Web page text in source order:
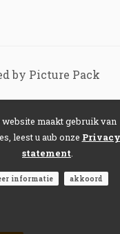
by Picture Pack
website maakt gebruik van
leest u aub onze Privacy
statement
informatie akkoord